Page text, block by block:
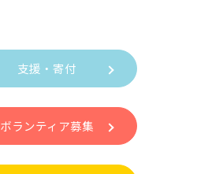
支援・寄付
ボランティア募集